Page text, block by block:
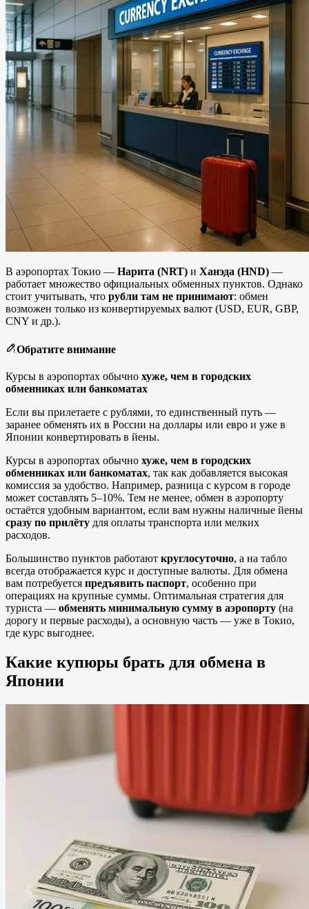
В аэропортах Токио — Нарита (NRT) и Ханэда (HND) —
работает множество официальных обменных пунктов. Однако
стоит учитывать, что рубли там не принимают: обмен
возможен только из конвертируемых валют (USD, EUR, GBP,
CNY и др.).
Обратите внимание
Курсы в аэропортах обычно хуже, чем в городских
обменниках или банкоматах
Если вы прилетаете с рублями, то единственный путь —
заранее обменять их в России на доллары или евро и уже в
Японии конвертировать в йены.
Курсы в аэропортах обычно хуже, чем в городских
обменниках или банкоматах, так как добавляется высокая
комиссия за удобство. Например, разница с курсом в городе
может составлять 5–10%. Тем не менее, обмен в аэропорту
остаётся удобным вариантом, если вам нужны наличные йены
сразу по прилёту для оплаты транспорта или мелких
расходов.
Большинство пунктов работают круглосуточно, а на табло
всегда отображается курс и доступные валюты. Для обмена
вам потребуется предъявить паспорт, особенно при
операциях на крупные суммы. Оптимальная стратегия для
туриста — обменять минимальную сумму в аэропорту (на
дорогу и первые расходы), а основную часть — уже в Токио,
где курс выгоднее.
Какие купюры брать для обмена в
Японии